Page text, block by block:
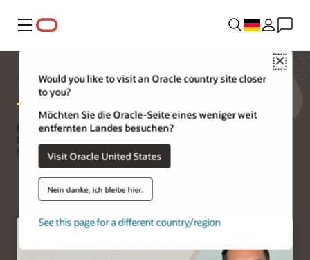
Menü
Close
Would you like to visit an Oracle country site closer
to you?
Möchten Sie die Oracle-Seite eines weniger weit
entfernten Landes besuchen?
Visit Oracle United States
Nein danke, ich bleibe hier.
See this page for a different country/region
Virtualisierung
Oracle Virtualization bietet eine leistungsstarke, kosteneffiziente
Open-Source-Alternative zu proprietären
Servervirtualisierungslösungen.
Erste Schritte mit der Virtualisierung